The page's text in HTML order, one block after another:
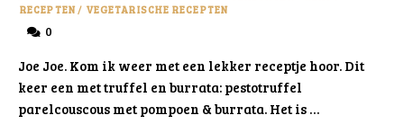
RECEPTEN/ VEGETARISCHE RECEPTEN
0
Joe Joe. Kom ik weer met een lekker receptje hoor. Dit
keer een met truffel en burrata: pestotruffel
parelcouscous met pompoen & burrata. Het is …